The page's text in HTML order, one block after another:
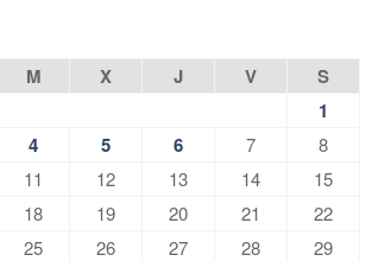
M X J V
S
1
4 5 6 7
8
11 12 13 14
15
18 19 20 21
22
25 26 27 28
29